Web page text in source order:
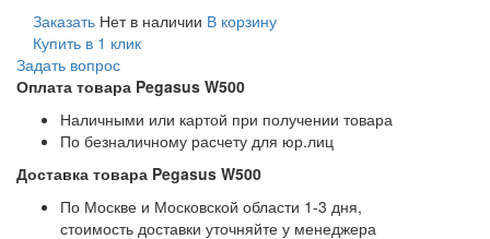
Заказать Нет в наличии В корзину
Купить в 1 клик
Задать вопрос
Оплата товара Pegasus W500
Наличными или картой при получении товара
По безналичному расчету для юр.лиц
Доставка товара Pegasus W500
По Москве и Московской области 1-3 дня,
стоимость доставки уточняйте у менеджера